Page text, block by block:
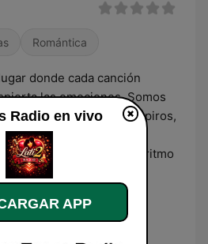
Romántica
donde cada canción
las emociones. Somos
del recuerdo y de los suspiros,
que acompaña tus
Aquí, la música late al ritmo
30 días
Radio en vivo
APP